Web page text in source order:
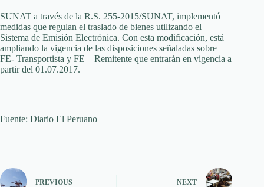
SUNAT a través de la R.S. 255-2015/SUNAT, implementó
medidas que regulan el traslado de bienes utilizando el
Sistema de Emisión Electrónica. Con esta modificación, está
ampliando la vigencia de las disposiciones señaladas sobre
FE- Transportista y FE – Remitente que entrarán en vigencia a
partir del 01.07.2017.
Fuente: Diario El Peruano
PREVIOUS NEXT